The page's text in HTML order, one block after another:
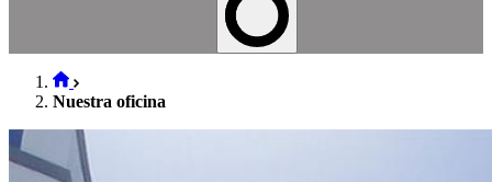
Nuestra oficina